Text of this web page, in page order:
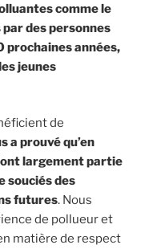
comme le
des personnes
prochaines années,
jeunes
de
a prouvé qu’en
largement partie
souciés des
futures. Nous
de pollueur et
matière de respect